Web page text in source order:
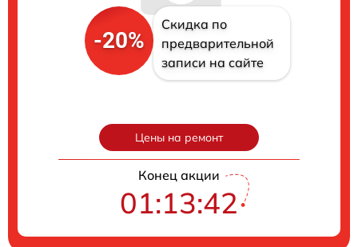
-20%
Скидка по
предварительной
записи на сайте
Цены на ремонт
Конец акции
01:13:41